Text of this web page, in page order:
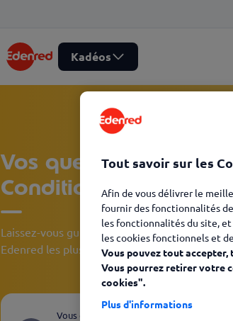
Kadéos
Vos questions
Conditions
Laissez-vous guider et découvrez, en
Edenred les plus adaptées à votre besoin.
Vous êtes
Tout savoir sur les
Afin de vous délivrer le
fournir des fonctionnalités
les fonctionnalités du site,
les cookies fonctionnels et
Vous pouvez tout
Vous pourrez retirer votre
cookies".
Plus d'informations